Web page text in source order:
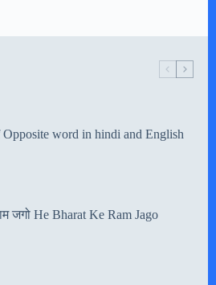
word in hindi and English
जगो He Bharat Ke Ram Jago